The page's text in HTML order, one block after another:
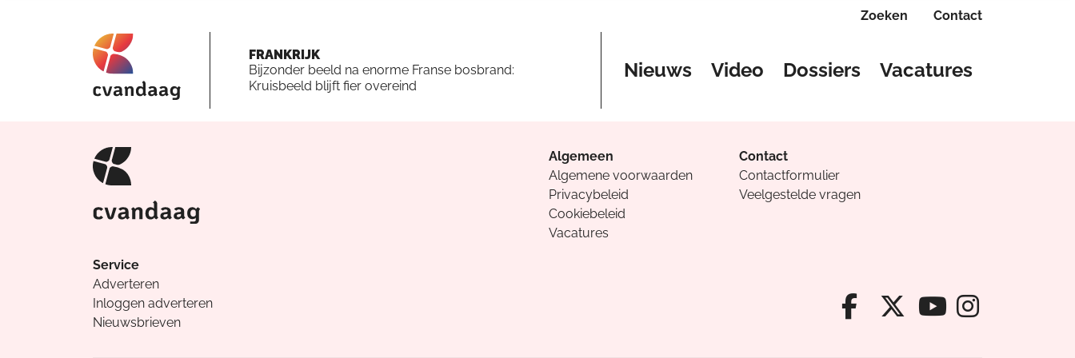
Zoeken Contact
FRANKRIJK
Bijzonder beeld na enorme Franse bosbrand:
Kruisbeeld blijft fier overeind
Nieuws Video Dossiers Vacatures
Algemeen
Algemene voorwaarden
Privacybeleid
Cookiebeleid
Vacatures
Contact
Contactformulier
Veelgestelde vragen
Service
Adverteren
Inloggen adverteren
Nieuwsbrieven
Facebook van
X van